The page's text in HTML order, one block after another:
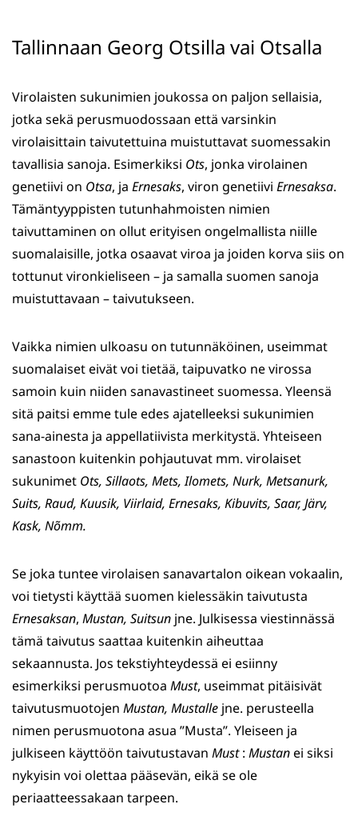
Tallinnaan Georg Otsilla vai Otsalla
Virolaisten sukunimien joukossa on paljon sellaisia,
jotka sekä perusmuodossaan että varsinkin
virolaisittain taivutettuina muistuttavat suomessakin
tavallisia sanoja. Esimerkiksi Ots, jonka virolainen
genetiivi on Otsa, ja Ernesaks, viron genetiivi Ernesaksa.
Tämäntyyppisten tutunhahmoisten nimien
taivuttaminen on ollut erityisen ongelmallista niille
suomalaisille, jotka osaavat viroa ja joiden korva siis on
tottunut vironkieliseen – ja samalla suomen sanoja
muistuttavaan – taivutukseen.
Vaikka nimien ulkoasu on tutunnäköinen, useimmat
suomalaiset eivät voi tietää, taipuvatko ne virossa
samoin kuin niiden sanavastineet suomessa. Yleensä
sitä paitsi emme tule edes ajatelleeksi sukunimien
sana-ainesta ja appellatiivista merkitystä. Yhteiseen
sanastoon kuitenkin pohjautuvat mm. virolaiset
sukunimet Ots, Sillaots, Mets, Ilomets, Nurk, Metsanurk,
Suits, Raud, Kuusik, Viirlaid, Ernesaks, Kibuvits, Saar, Järv,
Kask, Nõmm.
Se joka tuntee virolaisen sanavartalon oikean vokaalin,
voi tietysti käyttää suomen kielessäkin taivutusta
Ernesaksan, Mustan, Suitsun jne. Julkisessa viestinnässä
tämä taivutus saattaa kuitenkin aiheuttaa
sekaannusta. Jos tekstiyhteydessä ei esiinny
esimerkiksi perusmuotoa Must, useimmat pitäisivät
taivutusmuotojen Mustan, Mustalle jne. perusteella
nimen perusmuotona asua ”Musta”. Yleiseen ja
julkiseen käyttöön taivutustavan Must: Mustanei siksi
nykyisin voi olettaa pääsevän, eikä se ole
periaatteessakaan tarpeen.